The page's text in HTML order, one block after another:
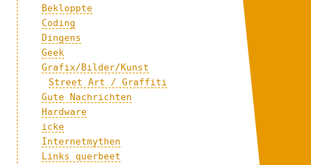
Bekloppte
Coding
Dingens
Geek
Grafix/Bilder/Kunst
Street Art / Graffiti
Gute Nachrichten
Hardware
icke
Internetmythen
Links querbeet